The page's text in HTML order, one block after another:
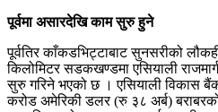
पूर्वमा असारदेखि काम सुरु हुने
पूर्वतिर काँकडभिट्टाबाट सुनसरीको
किलोमिटर सडकखण्डमा एसियाली
सुरु गरिने भएको छ । एसियाली विकास
करोड अमेरिकी डलर (रु ३८ अर्ब)